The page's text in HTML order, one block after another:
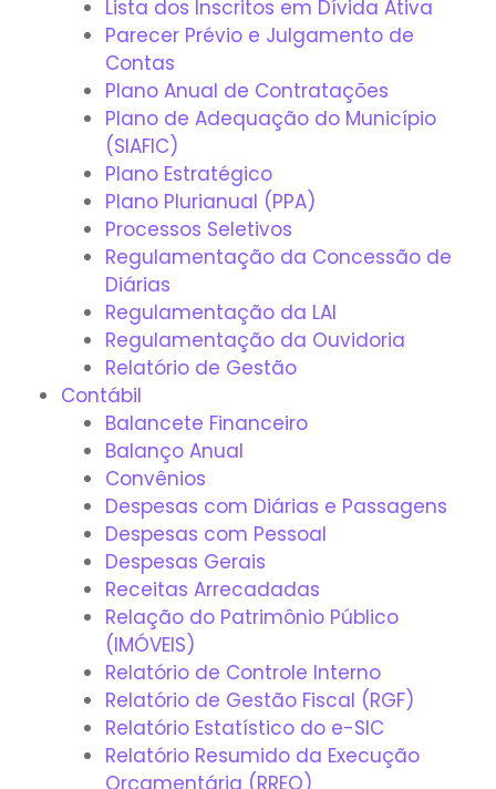
Lista dos Inscritos em Dívida Ativa
Parecer Prévio e Julgamento de
Contas
Plano Anual de Contratações
Plano de Adequação do Município
(SIAFIC)
Plano Estratégico
Plano Plurianual (PPA)
Processos Seletivos
Regulamentação da Concessão de
Diárias
Regulamentação da LAI
Regulamentação da Ouvidoria
Relatório de Gestão
Contábil
Balancete Financeiro
Balanço Anual
Convênios
Despesas com Diárias e Passagens
Despesas com Pessoal
Despesas Gerais
Receitas Arrecadadas
Relação do Patrimônio Público
(IMÓVEIS)
Relatório de Controle Interno
Relatório de Gestão Fiscal (RGF)
Relatório Estatístico do e-SIC
Relatório Resumido da Execução